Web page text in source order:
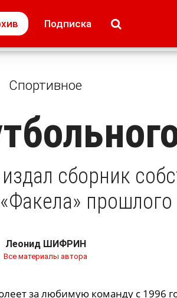
Подписка
Липецк
+ карьера
Свадьба недели
Спортивное
сборник
прошлого
Леонид ШИФРИН
Все материалы автора
за любимую команду с 1996